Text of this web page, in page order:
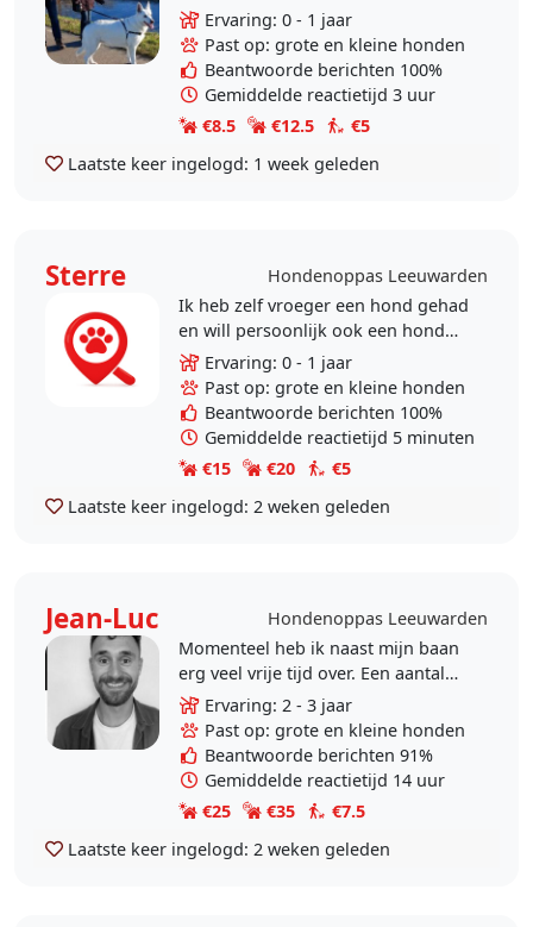
Ik heb niet erg veel ervaring met
oppassen, maar ik heb nu wel op
wat kleinere..
Ervaring: 0 - 1 jaar
Past op: grote en kleine honden
Beantwoorde berichten 100%
Gemiddelde reactietijd 3 uur
€8.5
€12.5
€5
Laatste keer ingelogd: 1 week geleden
Sterre
Hondenoppas Leeuwarden
Ik heb zelf vroeger een hond gehad
en will persoonlijk ook een hond
alleen heb er niet tijd voor. Ik heb 3
katten gehad en heb nu een ragdol
gemixt..
Ervaring: 0 - 1 jaar
Past op: grote en kleine honden
Beantwoorde berichten 100%
Gemiddelde reactietijd 5 minuten
€15
€20
€5
Laatste keer ingelogd: 2 weken geleden
Jean-Luc
Hondenoppas Leeuwarden
Momenteel heb ik naast mijn baan
erg veel vrije tijd over. Een aantal
jaren geleden had ik samen met
mijn ex partner een hond maar
door de..
Ervaring: 2 - 3 jaar
Past op: grote en kleine honden
Beantwoorde berichten 91%
Gemiddelde reactietijd 14 uur
€25
€35
€7.5
Laatste keer ingelogd: 2 weken geleden